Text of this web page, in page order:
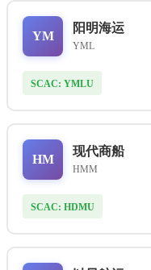
YM
阳明海运
YML
SCAC: YMLU
HM
现代商船
HMM
SCAC: HDMU